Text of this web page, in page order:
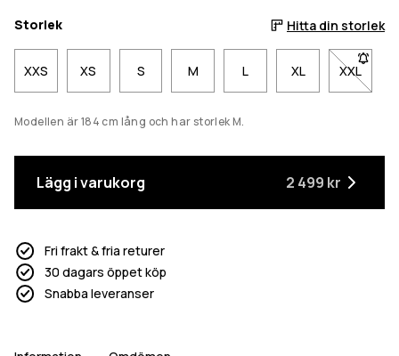
Storlek Hitta din storlek
XXS XS S M L XL XXL
-
Modellen är 184 cm lång och har storlek M.
Lägg i varukorg 2 499 kr
Fri frakt & fria returer
30 dagars öppet köp
Snabba leveranser